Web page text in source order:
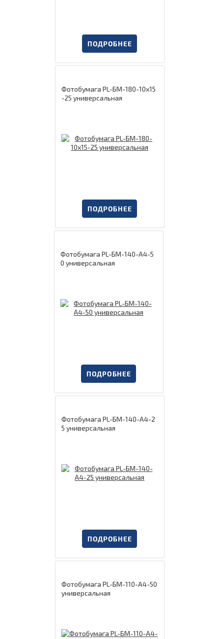
ПОДРОБНЕЕ
Фотобумага PL-БМ-180-10х15
-25 универсальная
ПОДРОБНЕЕ
Фотобумага PL-БМ-140-А4-5
0 универсальная
ПОДРОБНЕЕ
Фотобумага PL-БМ-140-А4-2
5 универсальная
ПОДРОБНЕЕ
Фотобумага PL-БМ-110-А4-50
универсальная